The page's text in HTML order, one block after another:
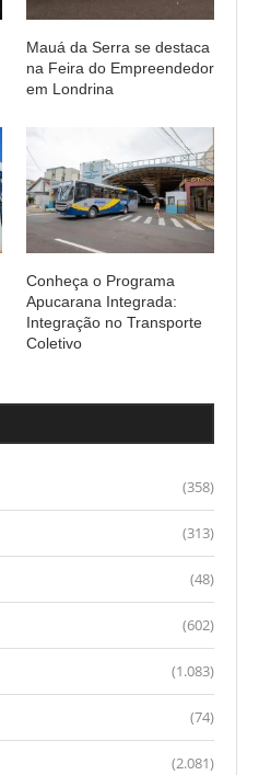
Mauá da Serra se destaca
na Feira do Empreendedor
em Londrina
Conheça o Programa
Apucarana Integrada:
Integração no Transporte
Coletivo
(358)
(313)
(48)
(602)
(1.083)
(74)
(2.081)